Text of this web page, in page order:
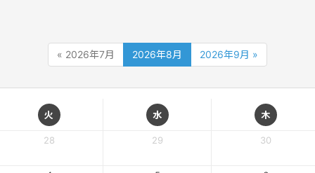
« 2026年7月 2026年8月 2026年9月 »
火 水 木
28 29 30